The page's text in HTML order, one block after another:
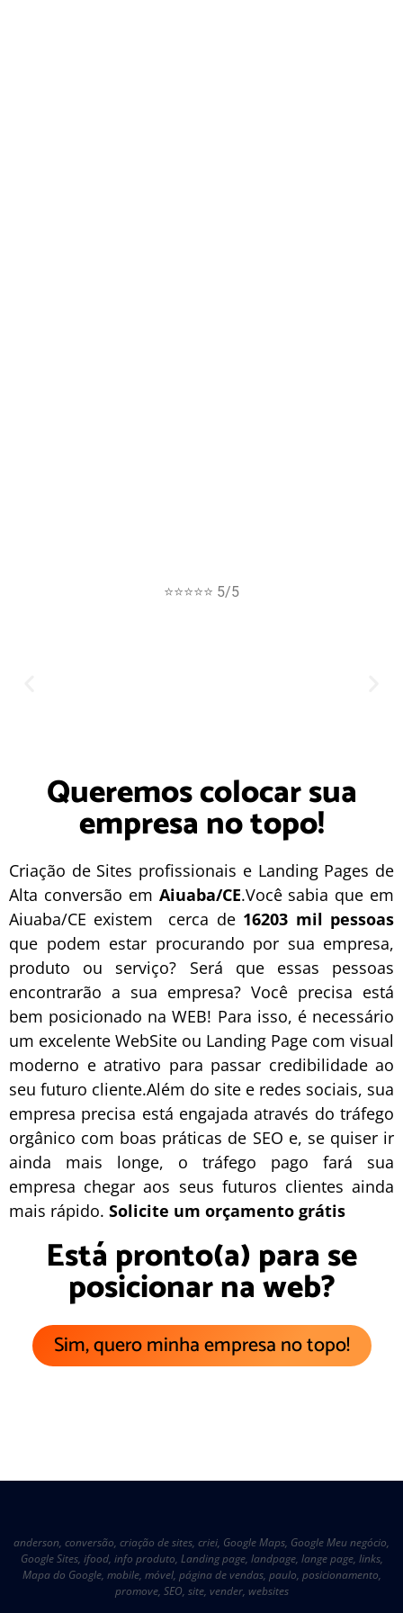
⭐⭐⭐⭐⭐ 5/5
Queremos colocar sua
empresa no topo!
Criação de Sites profissionais e Landing Pages de
Alta conversão em Aiuaba/CE.Você sabia que em
Aiuaba/CE existem cerca de 16203 mil pessoas
que podem estar procurando por sua empresa,
produto ou serviço? Será que essas pessoas
encontrarão a sua empresa? Você precisa está
bem posicionado na WEB! Para isso, é necessário
um excelente WebSite ou Landing Page com visual
moderno e atrativo para passar credibilidade ao
seu futuro cliente.Além do site e redes sociais, sua
empresa precisa está engajada através do tráfego
orgânico com boas práticas de SEO e, se quiser ir
ainda mais longe, o tráfego pago fará sua
empresa chegar aos seus futuros clientes ainda
mais rápido. Solicite um orçamento grátis
Está pronto(a) para se
posicionar na web?
Sim, quero minha empresa no topo!
anderson, conversão, criação de sites, criei, Google Maps, Google Meu negócio,
Google Sites, ifood, info produto, Landing page, landpage, lange page, links,
Mapa do Google, mobile, móvel, página de vendas, paulo, posicionamento,
promove, SEO, site, vender, websites